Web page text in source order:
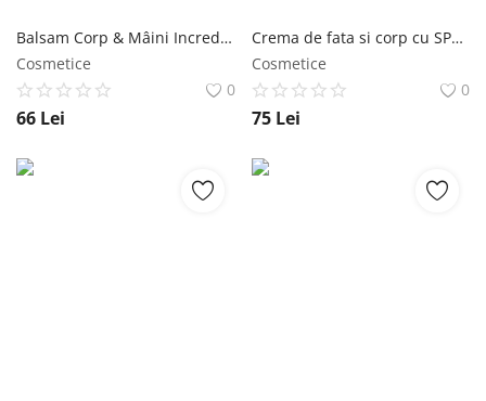
Balsam Corp & Mâini Incredible Canna Wawa Fresh Cosmetics
Cosmetice
0
66 Lei
Crema de fata si corp cu SPF 35+ Wawa Fresh Cosmetics
Cosmetice
0
75 Lei